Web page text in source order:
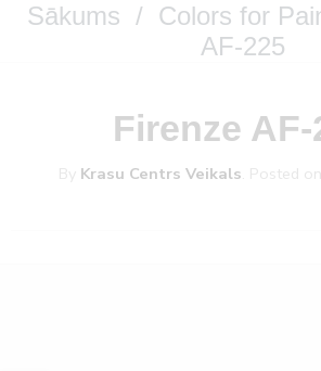
Sākums / Colors for
AF-225
Firenze AF-
By Krasu Centrs Veikals Posted on